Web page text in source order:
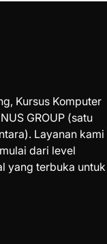
Kursus Komputer
GROUP (satu
Layanan kami
dari level
yang terbuka untuk